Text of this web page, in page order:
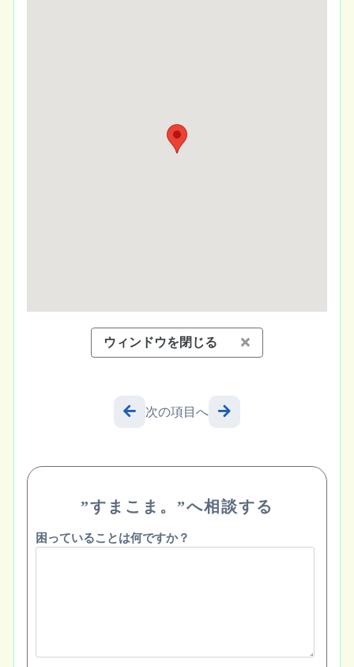
ウィンドウを閉じる
次の項目へ
”すまこま。”へ相談する
困っていることは何ですか？